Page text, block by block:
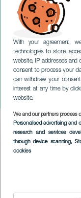
With your agreement,
technologies to store,
website, IP addresses and
consent to process your
can withdraw your
interest at any time by
website.
We and our partners process
Personalised advertising and
research and services
through device scanning,
cookies
Carrera
TENERIFE
Imagen
Listado